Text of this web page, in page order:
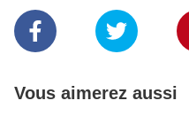
Vous aimerez aussi